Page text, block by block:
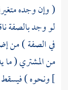
( وإن وجده
لو وجد بالصفة
في الصفة ) من
من المشتري ( ما
]ونحوه )